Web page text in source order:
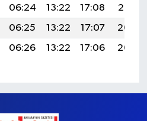
06:24 13:22 17:08
20:10
06:25 13:22 17:07
20:08
06:26 13:22 17:06 20:07